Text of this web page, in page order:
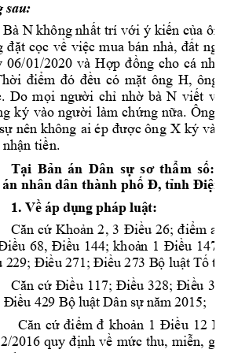
sau:
Bà N không nhất trí với ý kiến của
đặt cọc về việc mua bán nhà, đất
06/01/2020 và Hợp đồng cho cá
ời điểm đó đều có mặt ông H, ông
Do mọi người chỉ nhờ bà N viết và
ký vào người làm chứng nữa. Ông
sự nên không ai ép được ông X ký và đ
ận tiền.
Tại Bản án Dân sự sơ thẩm số:
nhân dân thành phố Đ, tỉnh Điện
1. Về áp dụng pháp luật:
Căn cứ Khoản 2, 3 Điều 26; điểm a
u 68, Điều 144; khoản 1 Điều 147
229; Điều 271; Điều 273 Bộ luật Tố t
Căn cứ Điều 117; Điều 328; Điều
Điều 429 Bộ luật Dân sự năm 2015;
Căn cứ điểm đ khoản 1 Điều 12
2016 quy định về mức thu, miễn, gi